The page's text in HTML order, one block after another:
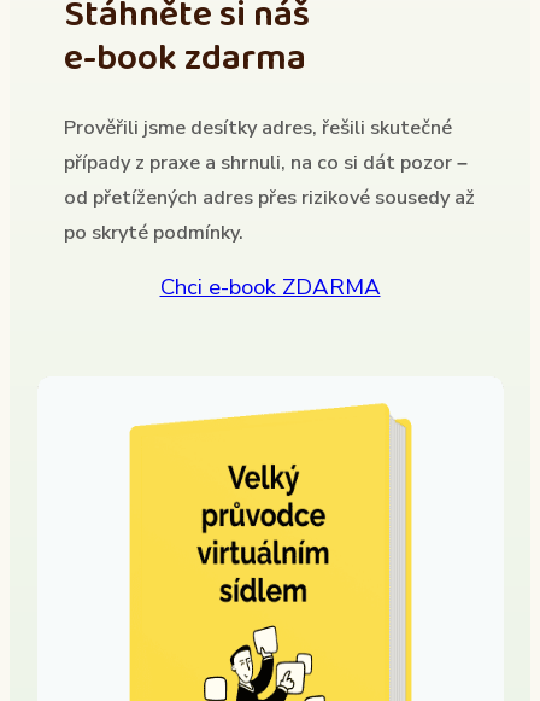
Stáhněte si náš
e-book zdarma
Prověřili jsme desítky adres, řešili skutečné
případy z praxe a shrnuli, na co si dát pozor –
od přetížených adres přes rizikové sousedy až
po skryté podmínky.
Chci e-book ZDARMA